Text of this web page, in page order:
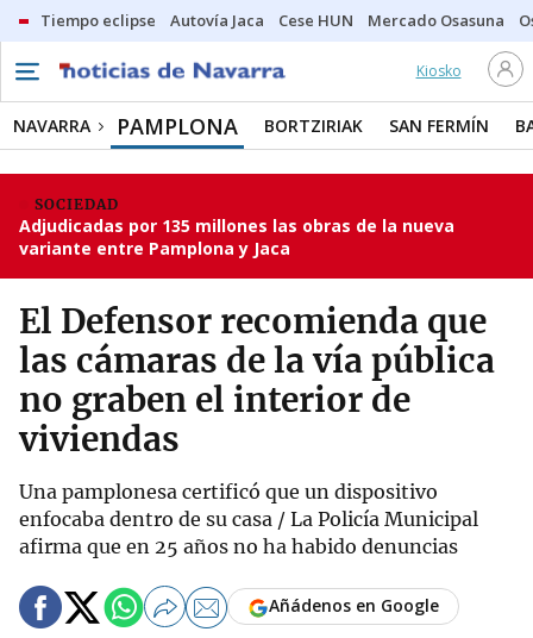
Tiempo eclipse Autovía Jaca Cese HUN Mercado Osasuna
Kiosko
NAVARRA PAMPLONA BORTZIRIAK SAN FERMÍN
SOCIEDAD
Adjudicadas por 135 millones las obras de la nueva
variante entre Pamplona y Jaca
El Defensor recomienda que
las cámaras de la vía pública
no graben el interior de
viviendas
Una pamplonesa certificó que un dispositivo
enfocaba dentro de su casa / La Policía Municipal
afirma que en 25 años no ha habido denuncias
Añádenos en Google